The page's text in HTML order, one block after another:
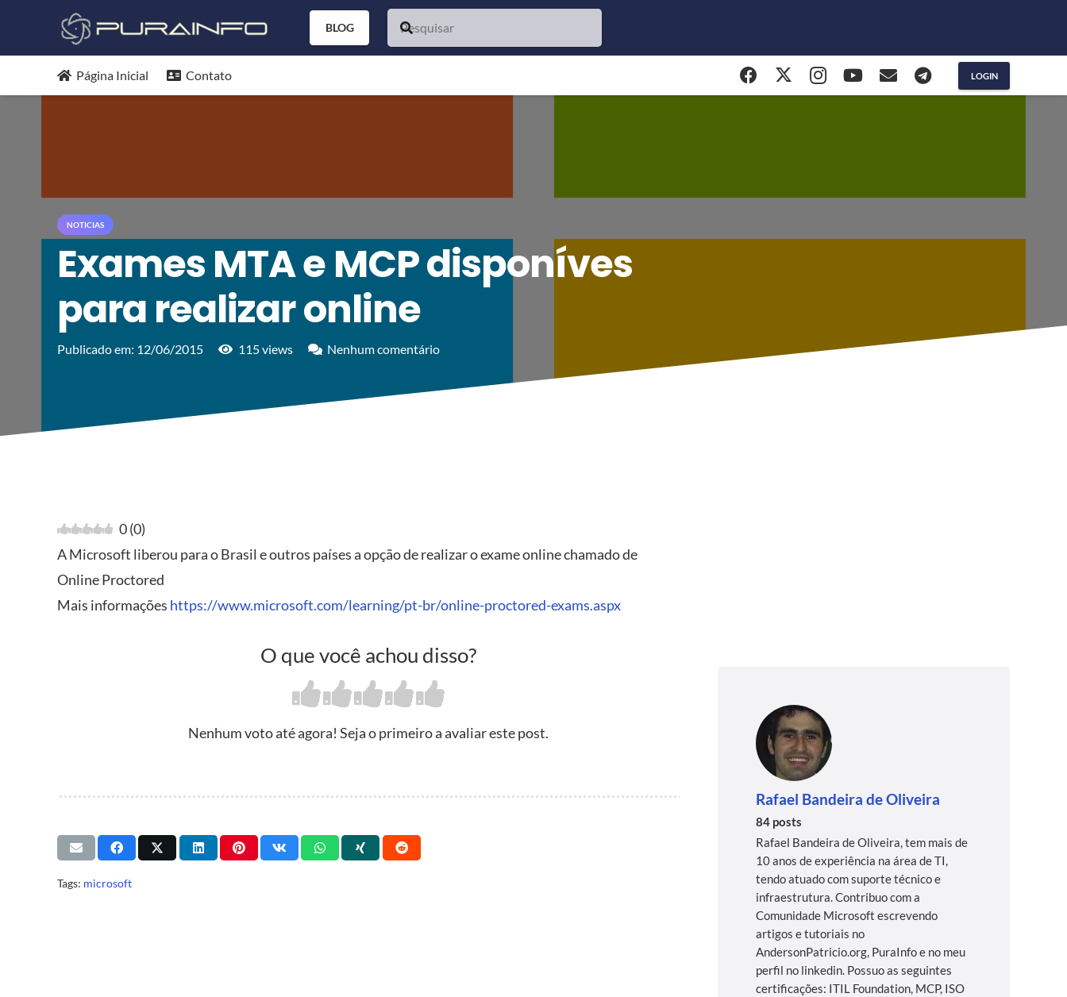
BLOG
Página Inicial Contato LOGIN
NOTICIAS
Exames MTA e MCP disponíves
para realizar online
Publicado em: 12/06/2015 115views Nenhum comentário
0(0)
A Microsoft liberou para o Brasil e outros países a opção de realizar o exame online chamado de
Online Proctored
Mais informações https://www.microsoft.com/learning/pt-br/online-proctored-exams.aspx
O que você achou disso?
Nenhum voto até agora! Seja o primeiro a avaliar este post.
Tags: microsoft
Rafael Bandeira de Oliveira
84 posts
Rafael Bandeira de Oliveira, tem mais de
10 anos de experiência na área de TI,
tendo atuado com suporte técnico e
infraestrutura. Contribuo com a
Comunidade Microsoft escrevendo
artigos e tutoriais no
AndersonPatricio.org, PuraInfo e no meu
perfil no linkedin. Possuo as seguintes
certificações: ITIL Foundation, MCP, ISO